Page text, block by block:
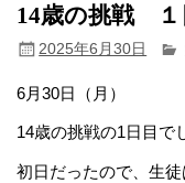
14歳の挑戦 １
2025年6月30日
6月30日（月）
14歳の挑戦の1日目で
初日だったので、生